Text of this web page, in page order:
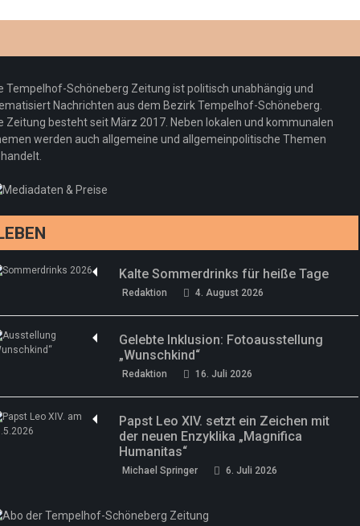
Redaktion 23. Juli 2026
Pepe Jeans London mit Summer Sale und
neuer Kollektion
Redaktion 19. Juli 2026
Woher kommt der Honig? – Neue EU-
Regeln gelten 14. Juni
drei neue Specials zur Fußball-WM
Tempelhof-Schöneberg Zeitung ist politisch unabhängig und
Nachrichten aus dem Bezirk Tempelhof-Schöneberg.
Zeitung besteht seit März 2017. Neben lokalen und kommunalen
werden auch allgemeine und allgemeinpolitische Themen
Kalte Sommerdrinks für heiße Tage
Redaktion 4. August 2026
Gelebte Inklusion: Fotoausstellung
„Wunschkind“
Redaktion 16. Juli 2026
Papst Leo XIV. setzt ein Zeichen mit
der neuen Enzyklika „Magnifica
Humanitas“
Michael Springer 6. Juli 2026